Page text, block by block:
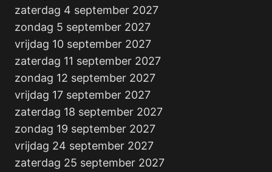
zaterdag 4 september 2027
zondag 5 september 2027
vrijdag 10 september 2027
zaterdag 11 september 2027
zondag 12 september 2027
vrijdag 17 september 2027
zaterdag 18 september 2027
zondag 19 september 2027
vrijdag 24 september 2027
zaterdag 25 september 2027